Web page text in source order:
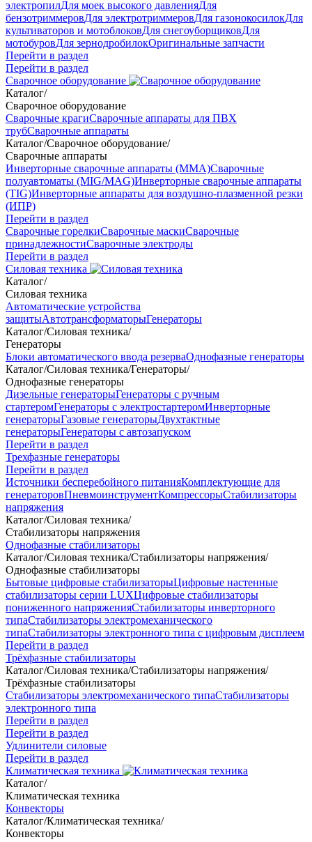
электропилДля моек высокого давленияДля
бензотриммеровДля электротриммеровДля газонокосилокДля
культиваторов и мотоблоковДля снегоуборщиковДля
мотобуровДля зернодробилокОригинальные запчасти
Перейти в раздел
Перейти в раздел
Сварочное оборудование
Каталог/
Сварочное оборудование
Сварочные крагиСварочные аппараты для ПВХ
трубСварочные аппараты
Каталог/Сварочное оборудование/
Сварочные аппараты
Инверторные сварочные аппараты (ММА)Сварочные
полуавтоматы (MIG/MAG)Инверторные сварочные аппараты
(TIG)Инверторные аппараты для воздушно-плазменной резки
(ИПР)
Перейти в раздел
Сварочные горелкиСварочные маскиСварочные
принадлежностиСварочные электроды
Перейти в раздел
Силовая техника
Каталог/
Силовая техника
Автоматические устройства
защитыАвтотрансформаторыГенераторы
Каталог/Силовая техника/
Генераторы
Блоки автоматического ввода резерваОднофазные генераторы
Каталог/Силовая техника/Генераторы/
Однофазные генераторы
Дизельные генераторыГенераторы с ручным
стартеромГенераторы с электростартеромИнверторные
генераторыГазовые генераторыДвухтактные
генераторыГенераторы с автозапуском
Перейти в раздел
Трехфазные генераторы
Перейти в раздел
Источники бесперебойного питанияКомплектующие для
генераторовПневмоинструментКомпрессорыСтабилизаторы
напряжения
Каталог/Силовая техника/
Стабилизаторы напряжения
Однофазные стабилизаторы
Каталог/Силовая техника/Стабилизаторы напряжения/
Однофазные стабилизаторы
Бытовые цифровые стабилизаторыЦифровые настенные
стабилизаторы серии LUXЦифровые стабилизаторы
пониженного напряженияСтабилизаторы инверторного
типаСтабилизаторы электромеханического
типаСтабилизаторы электронного типа с цифровым дисплеем
Перейти в раздел
Трёхфазные стабилизаторы
Каталог/Силовая техника/Стабилизаторы напряжения/
Трёхфазные стабилизаторы
Стабилизаторы электромеханического типаСтабилизаторы
электронного типа
Перейти в раздел
Перейти в раздел
Удлинители силовые
Перейти в раздел
Климатическая техника
Каталог/
Климатическая техника
Конвекторы
Каталог/Климатическая техника/
Конвекторы